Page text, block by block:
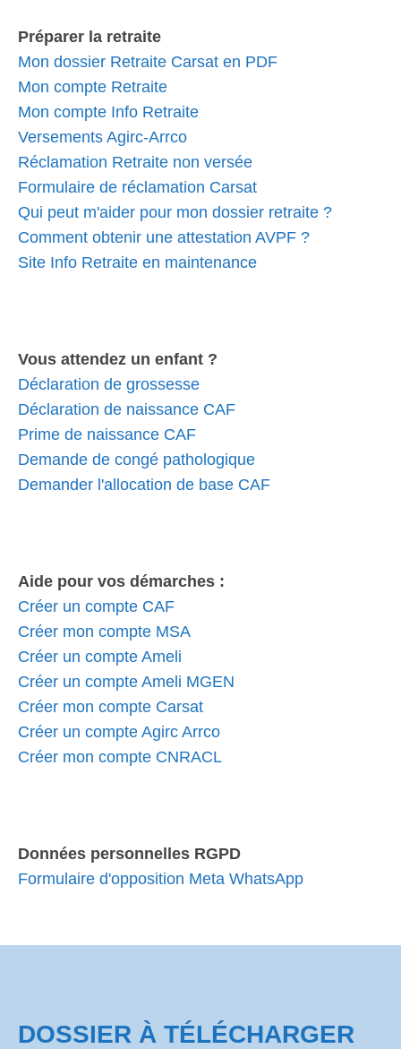
Préparer la retraite
Mon dossier Retraite Carsat en PDF
Mon compte Retraite
Mon compte Info Retraite
Versements Agirc-Arrco
Réclamation Retraite non versée
Formulaire de réclamation Carsat
Qui peut m'aider pour mon dossier retraite ?
Comment obtenir une attestation AVPF ?
Site Info Retraite en maintenance
Vous attendez un enfant ?
Déclaration de grossesse
Déclaration de naissance CAF
Prime de naissance CAF
Demande de congé pathologique
Demander l'allocation de base CAF
Aide pour vos démarches :
Créer un compte CAF
Créer mon compte MSA
Créer un compte Ameli
Créer un compte Ameli MGEN
Créer mon compte Carsat
Créer un compte Agirc Arrco
Créer mon compte CNRACL
Données personnelles RGPD
Formulaire d'opposition Meta WhatsApp
DOSSIER À TÉLÉCHARGER